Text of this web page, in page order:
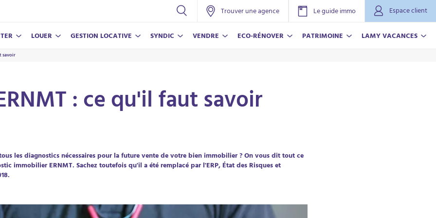
Trouver une agence Le guide immo
Espace client
NOS SERVICES
Parrainer un proche
LOUER GESTION LOCATIVE
NOS SERVICES
Estimer mon loyer
SYNDIC
CONSEILS
VENDRE
NOS SERVICES
Nos conseils pour bien vendre
ECO-RÉNOVER
ECO-RÉNOVER
PATRIMOINE LAMY VACANCES
LAMY VACANCES
savoir
: ce qu'il faut savoir
les diagnostics nécessaires pour la future vente de votre bien immobilier ? On vous dit tout ce
immobilier ERNMT. Sachez toutefois qu'il a été remplacé par l'ERP, État des Risques et